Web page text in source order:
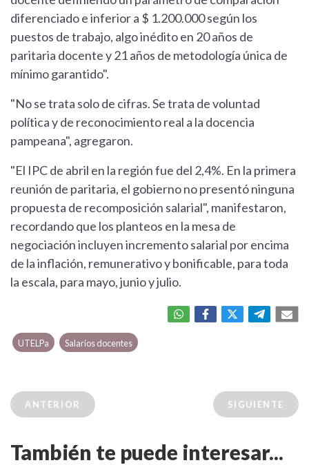
diferenciado e inferior a $ 1.200.000 según los
puestos de trabajo, algo inédito en 20 años de
paritaria docente y 21 años de metodología única de
mínimo garantido".
"No se trata solo de cifras. Se trata de voluntad
política y de reconocimiento real a la docencia
pampeana", agregaron.
"El IPC de abril en la región fue del 2,4%. En la primera
reunión de paritaria, el gobierno no presentó ninguna
propuesta de recomposición salarial", manifestaron,
recordando que los planteos en la mesa de
negociación incluyen incremento salarial por encima
de la inflación, remunerativo y bonificable, para toda
la escala, para mayo, junio y julio.
UTELPa Salarios docentes
ANTERIOR SIGUIENTE
También te puede interesar...